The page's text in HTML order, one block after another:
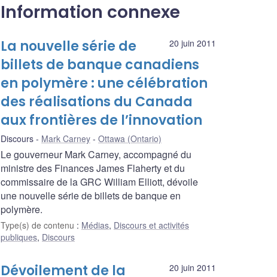
Information connexe
20 juin 2011
La nouvelle série de
billets de banque canadiens
en polymère : une célébration
des réalisations du Canada
aux frontières de l’innovation
Discours Mark Carney Ottawa (Ontario)
Le gouverneur Mark Carney, accompagné du
ministre des Finances James Flaherty et du
commissaire de la GRC William Elliott, dévoile
une nouvelle série de billets de banque en
polymère.
Type(s) de contenu : Médias, Discours et activités
publiques, Discours
20 juin 2011
Dévoilement de la